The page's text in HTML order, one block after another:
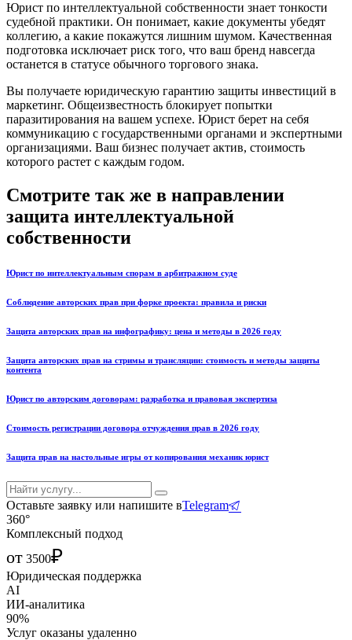
Юрист по интеллектуальной собственности знает тонкости
судебной практики. Он понимает, какие документы убедят
коллегию, а какие покажутся лишним шумом. Качественная
подготовка исключает риск того, что ваш бренд навсегда
останется в статусе обычного торгового знака.
Вы получаете юридическую гарантию защиты инвестиций в
маркетинг. Общеизвестность блокирует попытки
паразитирования на вашем успехе. Юрист берет на себя
коммуникацию с государственными органами и экспертными
организациями. Ваш бизнес получает актив, стоимость
которого растет с каждым годом.
Смотрите так же в направлении
защита интеллектуальной
собственности
Юрист по интеллектуальным спорам в арбитражном суде
Соблюдение авторских прав при форке проекта: правила и риски
Защита авторских прав на инфографику: цена и методы в 2026 году
Защита авторских прав на стримы и трансляции: стоимость и методы защиты
контента
Юрист по авторским договорам: разработка и правовая экспертиза
Стоимость регистрации договора отчуждения прав в 2026 году
Защита прав на настольные игры от копирования механик юрист
Оставьте заявку или напишите вTelegram
360°
Комплексный подход
от 3500₽
Юридическая поддержка
AI
ИИ-аналитика
90%
Услуг оказаны удаленно